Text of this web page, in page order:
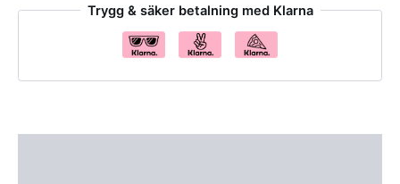
Trygg & säker betalning med Klarna